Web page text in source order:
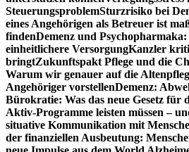
SteuerungsproblemSturzrisiko bei
eines Angehörigen als Betreuer ist
findenDemenz und
einheitlichere VersorgungKanzler
bringtZukunftspakt Pflege und die
Warum wir genauer auf die
Angehöriger vorstellenDemenz:
Bürokratie: Was das neue Gesetz für
Aktiv-Programme leisten müssen –
situative Kommunikation mit
der finanziellen Ausbeutung: